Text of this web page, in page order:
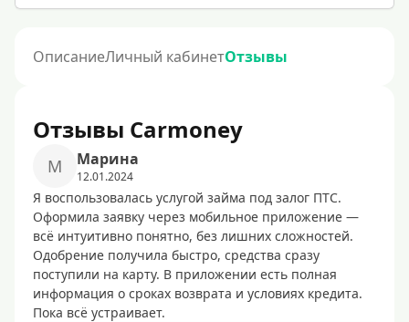
ОписаниеЛичный кабинетОтзывы
Отзывы Carmoney
М Марина
12.01.2024
Я воспользовалась услугой займа под залог ПТС.
Оформила заявку через мобильное приложение —
всё интуитивно понятно, без лишних сложностей.
Одобрение получила быстро, средства сразу
поступили на карту. В приложении есть полная
информация о сроках возврата и условиях кредита.
Пока всё устраивает.